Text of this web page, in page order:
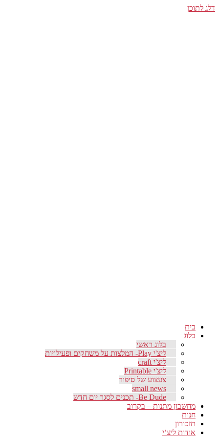
דלג לתוכן
בית
בלוג
בלוג ראשי
ליצ'י Play- המלצות על משחקים ופעילויות
ליצ'י craft
ליצ'י Printable
צעצוע של סיפור
small news
Be Dude- תכנים לסגר יום חדש
מחשבון מתנות – בקרוב
חנות
תזכורון
אודות ליצ’י